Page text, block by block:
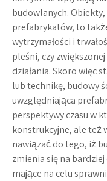
budowlanych.
prefabrykatów, to
wytrzymałości i
pleśni, czy
działania. Skoro więc
lub technikę, budowy
uwzględniająca
perspektywy czasu w
konstrukcyjne, ale też
nawiązać do tego, iż
zmienia się na
mające na celu